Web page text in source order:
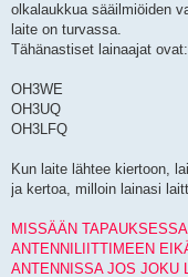
olkalaukkua sääilmiöiden
laite on turvassa.
Tähänastiset lainaajat ovat:
OH3WE
OH3UQ
OH3LFQ
Kun laite lähtee kiertoon,
ja kertoa, milloin lainasi
MISSÄÄN
ANTENNILIITTIMEEN
ANTENNISSA JOS JOKU